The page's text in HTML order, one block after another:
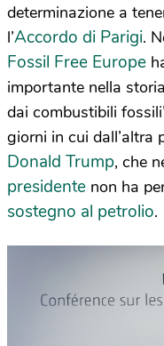
determinazione a
l’Accordo di Parigi.
Fossil Free Europe
importante nella
dai combustibili
giorni in cui dall’altra
Donald Trump, che
presidente non ha
sostegno al petrolio.